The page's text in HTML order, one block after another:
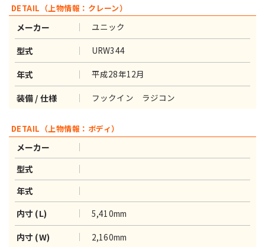
DETAIL（上物情報：クレーン）
メーカー ユニック
型式 URW344
年式 平成28年12月
装備 / 仕様 フックイン ラジコン
DETAIL（上物情報：ボディ）
メーカー
型式
年式
内寸 (L)
5,410mm
内寸 (W) 2,160mm